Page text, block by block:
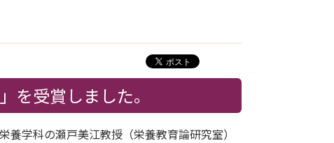
を受賞しました。
学科の瀬戸美江教授（栄養教育論研究室）